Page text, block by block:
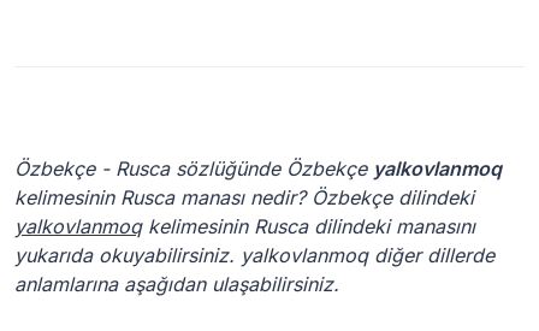
Özbekçe - Rusca sözlüğünde Özbekçe yalkovlanmoq
kelimesinin Rusca manası nedir? Özbekçe dilindeki
yalkovlanmoqkelimesinin Rusca dilindeki manasını
yukarıda okuyabilirsiniz. yalkovlanmoq diğer dillerde
anlamlarına aşağıdan ulaşabilirsiniz.